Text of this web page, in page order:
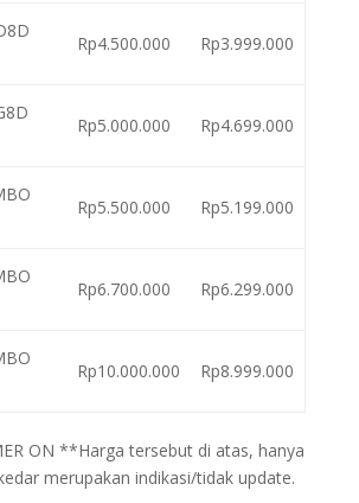
Rp4.500.000 Rp3.999.000
Rp5.000.000 Rp4.699.000
Rp5.500.000 Rp5.199.000
Rp6.700.000 Rp6.299.000
Rp10.000.000 Rp8.999.000
ON **Harga tersebut di atas, hanya
merupakan indikasi/tidak update.